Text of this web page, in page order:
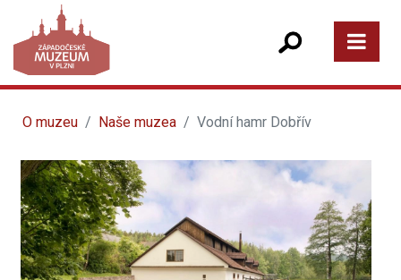
O muzeu Naše muzea Vodní hamr Dobřív